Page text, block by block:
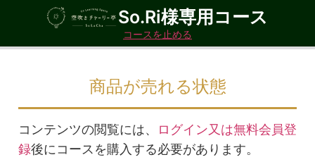
So.Ri様専用コース
コースを止める
商品が売れる状態
コンテンツの閲覧には、
ログイン又は無料会員登
録後にコースを購入する必要があります。